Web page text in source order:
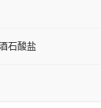
石酸盐